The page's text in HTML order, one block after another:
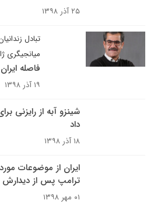
۲۵ آذر ۱۳۹۸
تبادل
میانجیگری
فاصله
۱۹ آذر ۱۳۹۸
شینزو آبه از رایزنی
داد
۱۸ آذر ۱۳۹۸
ایران از موضوعات
ترامپ پس از دیدارش
۰۱ مهر ۱۳۹۸